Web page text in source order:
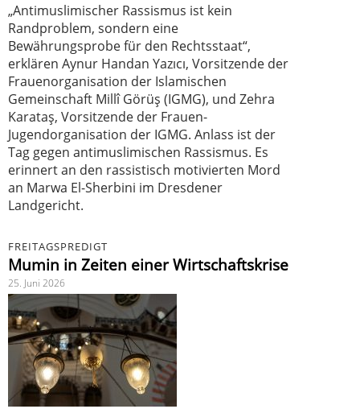
„Antimuslimischer Rassismus ist kein
Randproblem, sondern eine
Bewährungsprobe für den Rechtsstaat“,
erklären Aynur Handan Yazıcı, Vorsitzende der
Frauenorganisation der Islamischen
Gemeinschaft Millî Görüş (IGMG), und Zehra
Karataş, Vorsitzende der Frauen-
Jugendorganisation der IGMG. Anlass ist der
Tag gegen antimuslimischen Rassismus. Es
erinnert an den rassistisch motivierten Mord
an Marwa El-Sherbini im Dresdener
Landgericht.
FREITAGSPREDIGT
Mumin in Zeiten einer Wirtschaftskrise
25. Juni 2026